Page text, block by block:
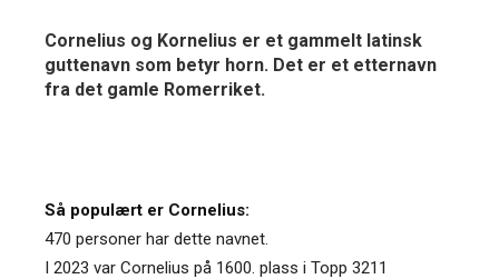
Cornelius og Kornelius er et gammelt latinsk
guttenavn som betyr horn. Det er et etternavn
fra det gamle Romerriket.
Så populært er Cornelius:
470 personer har dette navnet.
I 2023 var Cornelius på 1600. plass i Topp 3211